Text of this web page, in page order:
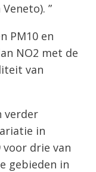
”
PM10 en
NO2 met de
van
verder
in
voor drie van
gebieden in